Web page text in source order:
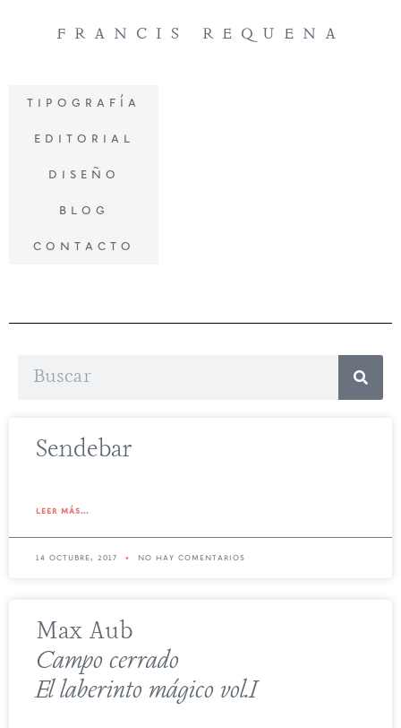
francis requena
tipografía
editorial
diseño
blog
contacto
Sendebar
leer más...
14 octubre, 2017 no hay comentarios
Max Aub
Campo cerrado
El laberinto mágico vol.I